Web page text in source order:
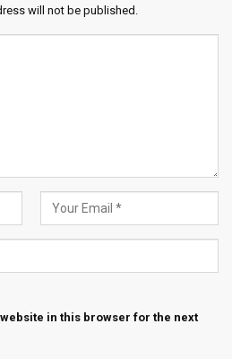
will not be published.
in this browser for the next